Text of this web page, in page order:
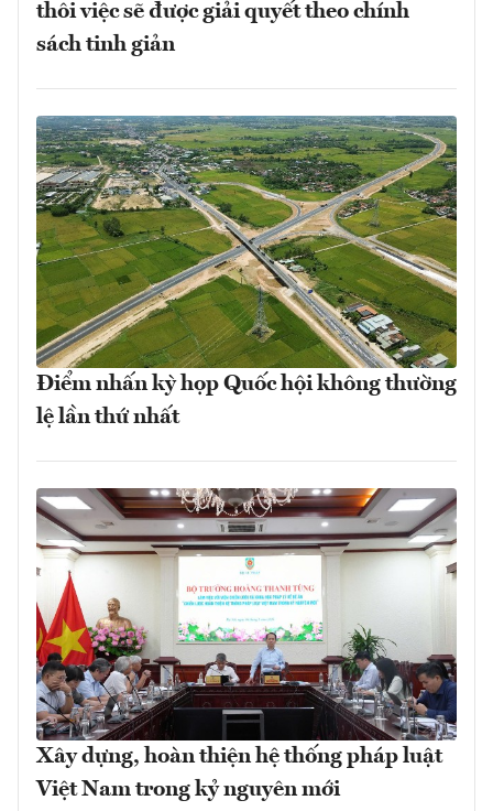
thôi việc sẽ được giải quyết theo chính
sách tinh giản
Điểm nhấn kỳ họp Quốc hội không thường
lệ lần thứ nhất
Xây dựng, hoàn thiện hệ thống pháp luật
Việt Nam trong kỷ nguyên mới